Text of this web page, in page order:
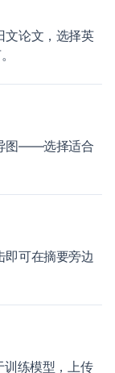
论文，选择英
图——选择适合
即可在摘要旁边
训练模型，上传